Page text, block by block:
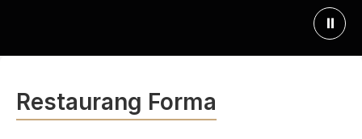
⏸
Restaurang Forma